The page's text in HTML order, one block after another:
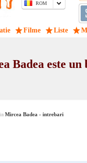
ROM
Filme Liste
Badea este un
Mircea Badea - intrebari